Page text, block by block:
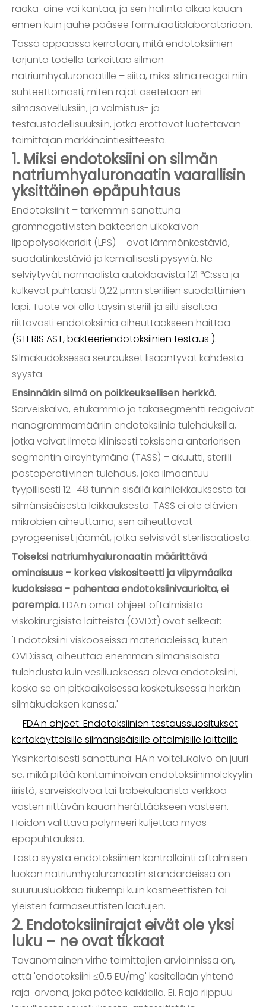
raaka-aine voi kantaa, ja sen hallinta alkaa kauan
ennen kuin jauhe pääsee formulaatiolaboratorioon.
Tässä oppaassa kerrotaan, mitä endotoksiinien
torjunta todella tarkoittaa silmän
natriumhyaluronaatille – siitä, miksi silmä reagoi niin
suhteettomasti, miten rajat asetetaan eri
silmäsovelluksiin, ja valmistus- ja
testaustodellisuuksiin, jotka erottavat luotettavan
toimittajan markkinointiesitteestä.
1. Miksi endotoksiini on silmän
natriumhyaluronaatin vaarallisin
yksittäinen epäpuhtaus
Endotoksiinit – tarkemmin sanottuna
gramnegatiivisten bakteerien ulkokalvon
lipopolysakkaridit (LPS) – ovat lämmönkestäviä,
suodatinkestäviä ja kemiallisesti pysyviä. Ne
selviytyvät normaalista autoklaavista 121 °C:ssa ja
kulkevat puhtaasti 0,22 µm:n steriilien suodattimien
läpi. Tuote voi olla täysin steriili ja silti sisältää
riittävästi endotoksiinia aiheuttaakseen haittaa
(STERIS AST, bakteeriendotoksiinien testaus ).
Silmäkudoksessa seuraukset lisääntyvät kahdesta
syystä.
Ensinnäkin silmä on poikkeuksellisen herkkä.
Sarveiskalvo, etukammio ja takasegmentti reagoivat
nanogrammamääriin endotoksiinia tulehduksilla,
jotka voivat ilmetä kliinisesti toksisena anteriorisen
segmentin oireyhtymänä (TASS) – akuutti, steriili
postoperatiivinen tulehdus, joka ilmaantuu
tyypillisesti 12–48 tunnin sisällä kaihileikkauksesta tai
silmänsisäisestä leikkauksesta. TASS ei ole elävien
mikrobien aiheuttama; sen aiheuttavat
pyrogeeniset jäämät, jotka selvisivät sterilisaatiosta.
Toiseksi natriumhyaluronaatin määrittävä
ominaisuus – korkea viskositeetti ja viipymäaika
kudoksissa – pahentaa endotoksiinivaurioita, ei
parempia.FDA:n omat ohjeet oftalmisista
viskokirurgisista laitteista (OVD:t) ovat selkeät:
'Endotoksiini viskooseissa materiaaleissa, kuten
OVD:issä, aiheuttaa enemmän silmänsisäistä
tulehdusta kuin vesiliuoksessa oleva endotoksiini,
koska se on pitkäaikaisessa kosketuksessa herkän
silmäkudoksen kanssa.'
— FDA:n ohjeet: Endotoksiinien testaussuositukset
kertakäyttöisille silmänsisäisille oftalmisille laitteille
Yksinkertaisesti sanottuna: HA:n voitelukalvo on juuri
se, mikä pitää kontaminoivan endotoksiinimolekyylin
iiristä, sarveiskalvoa tai trabekulaarista verkkoa
vasten riittävän kauan herättääkseen vasteen.
Hoidon välittävä polymeeri kuljettaa myös
epäpuhtauksia.
Tästä syystä endotoksiinien kontrollointi oftalmisen
luokan natriumhyaluronaatin standardeissa on
suuruusluokkaa tiukempi kuin kosmeettisten tai
yleisten farmaseuttisten laatujen.
2. Endotoksiinirajat eivät ole yksi
luku – ne ovat tikkaat
Tavanomainen virhe toimittajien arvioinnissa on,
että 'endotoksiini ≤0,5 EU/mg' käsitellään yhtenä
raja-arvona, joka pätee kaikkialla. Ei. Raja riippuu